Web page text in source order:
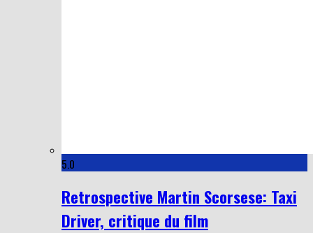
5.0
Retrospective Martin Scorsese: Taxi
Driver, critique du film